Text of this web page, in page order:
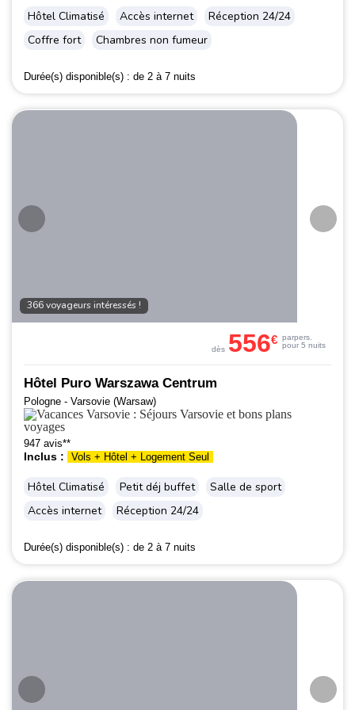
Hôtel Climatisé Accès internet
Réception 24/24
Coffre fort
Chambres non fumeur
Durée(s) disponible(s) : de 2 à 7 nuits
366 voyageurs intéressés !
Hôtel Puro Warszawa Centrum
Pologne - Varsovie (Warsaw)
947 avis**
Inclus : Vols + Hôtel + Logement Seul
Hôtel Climatisé Petit déj buffet
Salle de sport
Accès internet
Réception 24/24
Durée(s) disponible(s) : de 2 à 7 nuits
dès 556€ parpers.
pour 5 nuits